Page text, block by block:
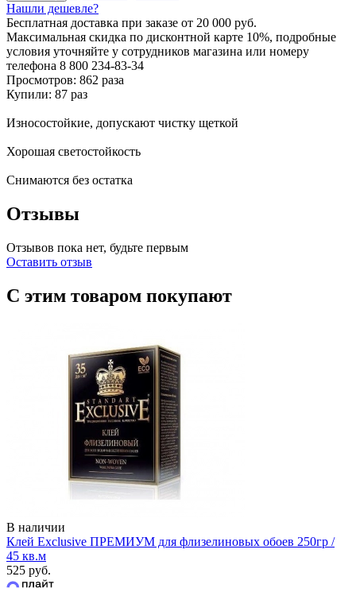
Нашли дешевле?
Бесплатная доставка при заказе от 20 000 руб.
Максимальная скидка по дисконтной карте 10%, подробные
условия уточняйте у сотрудников магазина или номеру
телефона 8 800 234-83-34
Просмотров: 862 раза
Купили: 87 раз
Износостойкие, допускают чистку щеткой
Хорошая светостойкость
Снимаются без остатка
Отзывы
Отзывов пока нет, будьте первым
Оставить отзыв
С этим товаром покупают
В наличии
Клей Exclusive ПРЕМИУМ для флизелиновых обоев 250гр /
45 кв.м
525 руб.